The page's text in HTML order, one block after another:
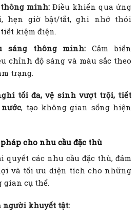
minh: Điều khiển qua ứng
hẹn giờ bật/tắt, ghi nhớ thói
kiệm điện.
sáng thông minh: Cảm biến
chỉnh độ sáng và màu sắc theo
trạng.
tối đa, vệ sinh vượt trội, tiết
, tạo không gian sống hiện
cho nhu cầu đặc thù
quyết các nhu cầu đặc thù, đảm
và tối ưu diện tích cho những
gian cụ thể.
người khuyết tật: